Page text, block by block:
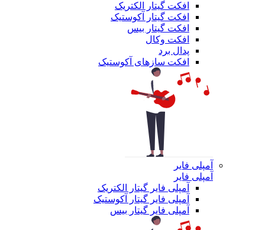
افکت گیتار الکتریک
افکت گیتار آکوستیک
افکت گیتار بیس
افکت وکال
پدال برد
افکت سازهای آکوستیک
آمپلی فایر
آمپلی فایر
آمپلی فایر گیتار الکتریک
آمپلی فایر گیتار آکوستیک
آمپلی فایر گیتار بیس